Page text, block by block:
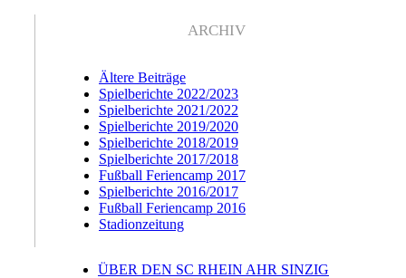
ARCHIV
Ältere Beiträge
Spielberichte 2022/2023
Spielberichte 2021/2022
Spielberichte 2019/2020
Spielberichte 2018/2019
Spielberichte 2017/2018
Fußball Feriencamp 2017
Spielberichte 2016/2017
Fußball Feriencamp 2016
Stadionzeitung
ÜBER DEN SC RHEIN AHR SINZIG